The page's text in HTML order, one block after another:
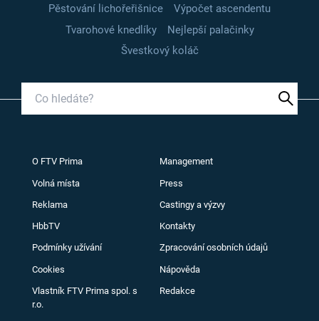
Pěstování lichořeřišnice
Výpočet ascendentu
Tvarohové knedlíky
Nejlepší palačinky
Švestkový koláč
O FTV Prima Management
Volná místa Press
Reklama Castingy a výzvy
HbbTV Kontakty
Podmínky užívání Zpracování osobních údajů
Cookies Nápověda
Vlastník FTV Prima spol. s
r.o.
Redakce